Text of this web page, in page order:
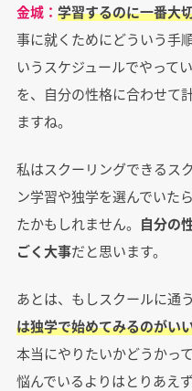
金城： 学習するのに一番大
事に就くためにどういう手
いうスケジュールでやって
を、自分の性格に合わせて
ますね。
私はスクーリングできるス
ン学習や独学を選んでいた
たかもしれません。 自分の
ごく大事だと思います。
あとは、もしスクールに通
は独学で始めてみるのがい
本当にやりたいかどうかっ
悩んでいるよりはとりあえ